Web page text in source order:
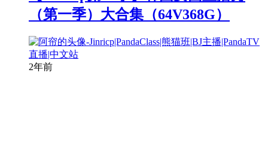
（第一季）大合集（64V368G）
2年前